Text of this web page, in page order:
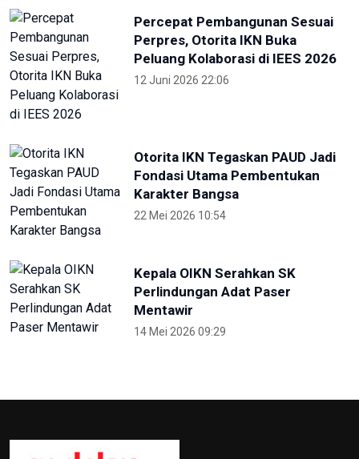
Percepat Pembangunan Sesuai
Perpres, Otorita IKN Buka
Peluang Kolaborasi di IEES 2026
12 Juni 2026 22:06
Otorita IKN Tegaskan PAUD Jadi
Fondasi Utama Pembentukan
Karakter Bangsa
22 Mei 2026 10:54
Kepala OIKN Serahkan SK
Perlindungan Adat Paser
Mentawir
14 Mei 2026 09:29